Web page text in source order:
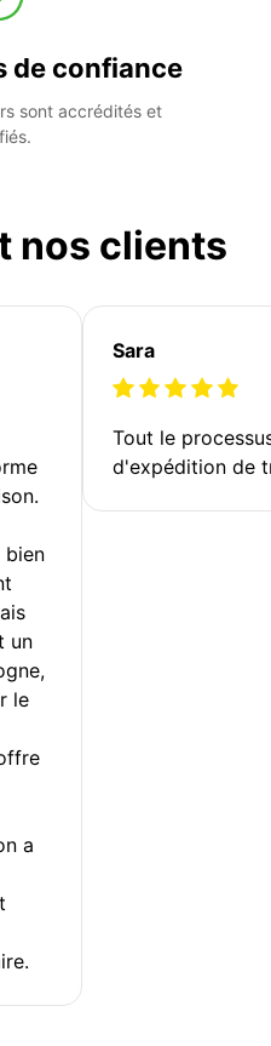
de confiance
sont accrédités et
nos clients
bien
un
le
a
Sara
Tout le
d'expédition de